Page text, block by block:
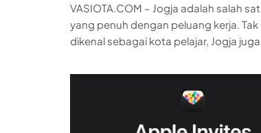
VASIOTA.COM – Jogja adalah salah
yang penuh dengan peluang kerja. Tak
dikenal sebagai kota pelajar, Jogja